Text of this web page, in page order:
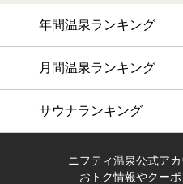
年間温泉ランキング
月間温泉ランキング
サウナランキング
ニフティ温泉公式ア
おトク情報やクー